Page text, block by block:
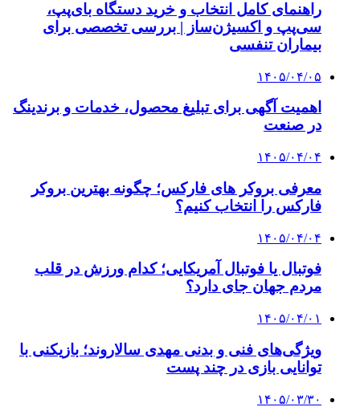
راهنمای کامل انتخاب و خرید دستگاه بای‌پپ،
سی‌پپ و اکسیژن‌ساز | بررسی تخصصی برای
بیماران تنفسی
۱۴۰۵/۰۴/۰۵
اهمیت آگهی برای تبلیغ محصول، خدمات و برندینگ
در صنعت
۱۴۰۵/۰۴/۰۴
معرفی بروکر های فارکس؛ چگونه بهترین بروکر
فارکس را انتخاب کنیم؟
۱۴۰۵/۰۴/۰۴
فوتبال یا فوتبال آمریکایی؛ کدام ورزش در قلب
مردم جهان جای دارد؟
۱۴۰۵/۰۴/۰۱
ویژگی‌های فنی و بدنی مهدی سالاروند؛ بازیکنی با
توانایی بازی در چند پست
۱۴۰۵/۰۳/۳۰